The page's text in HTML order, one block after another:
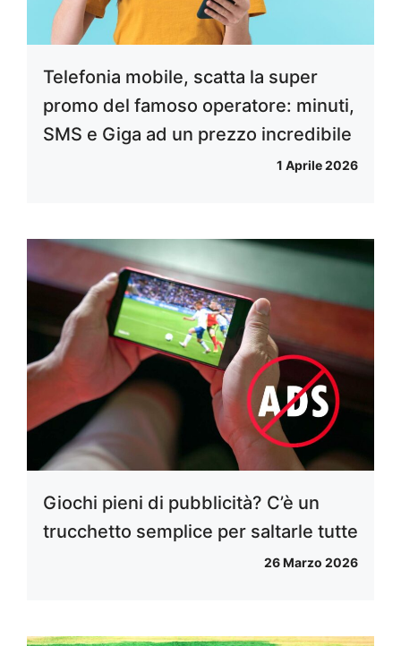
Telefonia mobile, scatta la super
promo del famoso operatore: minuti,
SMS e Giga ad un prezzo incredibile
1 Aprile 2026
Giochi pieni di pubblicità? C’è un
trucchetto semplice per saltarle tutte
26 Marzo 2026